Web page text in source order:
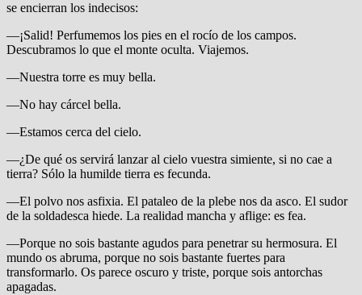
se encierran los indecisos:
—¡Salid! Perfumemos los pies en el rocío de los campos.
Descubramos lo que el monte oculta. Viajemos.
—Nuestra torre es muy bella.
—No hay cárcel bella.
—Estamos cerca del cielo.
—¿De qué os servirá lanzar al cielo vuestra simiente, si no cae a
tierra? Sólo la humilde tierra es fecunda.
—El polvo nos asfixia. El pataleo de la plebe nos da asco. El sudor
de la soldadesca hiede. La realidad mancha y aflige: es fea.
—Porque no sois bastante agudos para penetrar su hermosura. El
mundo os abruma, porque no sois bastante fuertes para
transformarlo. Os parece oscuro y triste, porque sois antorchas
apagadas.